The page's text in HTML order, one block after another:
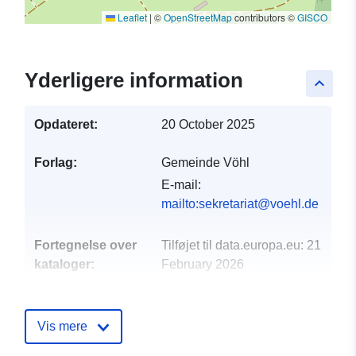
Leaflet|©OpenStreetMapcontributors ©GISCO
keyboard_arrow_up
Yderligere information
Opdateret: 20 October 2025
Forlag:
Gemeinde Vöhl
E-mail:
mailto:sekretariat@voehl.de
Fortegnelse over
kataloger:
Tilføjet til data.europa.eu: 21
February 2026
Fysiske:
Vis mere